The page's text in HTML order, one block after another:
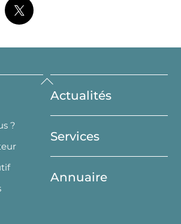
Back
To
Top
?
Actualités
Services
Annuaire